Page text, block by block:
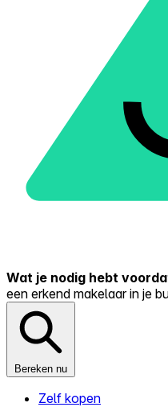
Wat je nodig hebt
een erkend makelaar in je
Bereken nu
Zelf kopen